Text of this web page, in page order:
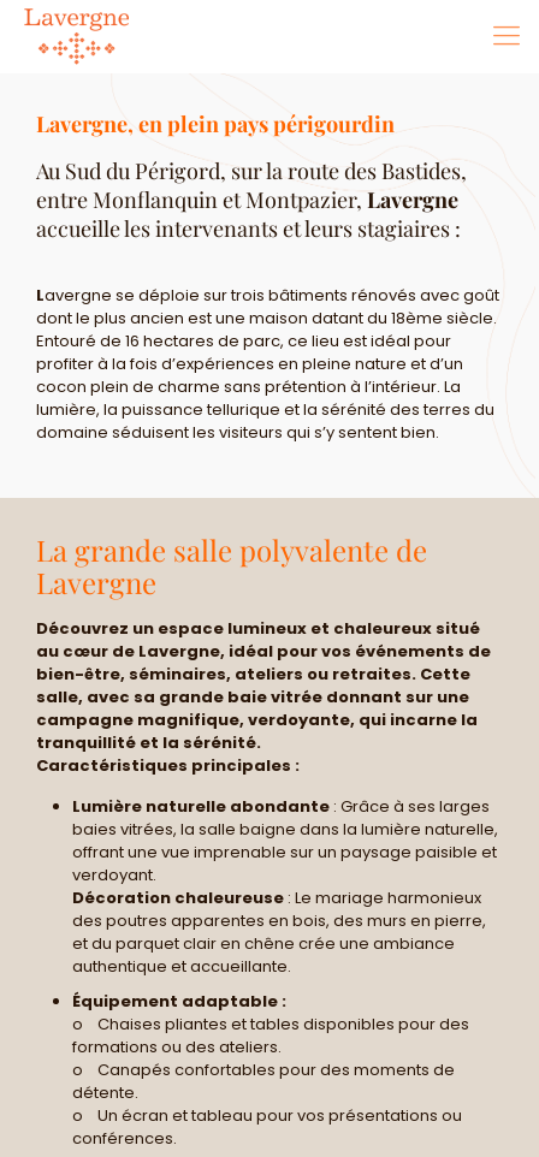
Lavergne, en plein pays périgourdin
Au Sud du Périgord, sur la route des Bastides,
entre Monflanquin et Montpazier, Lavergne
accueille les intervenants et leurs stagiaires :
Lavergne se déploie sur trois bâtiments rénovés avec goût
dont le plus ancien est une maison datant du 18ème siècle.
Entouré de 16 hectares de parc, ce lieu est idéal pour
profiter à la fois d’expériences en pleine nature et d’un
cocon plein de charme sans prétention à l’intérieur. La
lumière, la puissancetellurique et la sérénité des terres du
domaine séduisent les visiteurs qui s’y sentent bien.
La grande salle polyvalente de
Lavergne
Découvrez un espace lumineux et chaleureux situé
au cœur de Lavergne, idéal pour vos événements de
bien-être, séminaires, ateliers ou retraites. Cette
salle, avec sa grande baie vitrée donnant sur une
campagne magnifique, verdoyante, qui incarne la
tranquillité et la sérénité.
Caractéristiques principales :
Lumière naturelle abondante : Grâce à ses larges
baies vitrées, la salle baigne dans la lumière naturelle,
offrant une vue imprenable sur un paysage paisible et
verdoyant.
Décoration chaleureuse : Le mariage harmonieux
des poutres apparentes en bois, des murs en pierre,
et du parquet clair en chêne crée une ambiance
authentique et accueillante.
Équipement adaptable :
o Chaises pliantes et tables disponibles pour des
formations ou des ateliers.
o Canapés confortables pour des moments de
détente.
o Un écran et tableau pour vos présentations ou
conférences.